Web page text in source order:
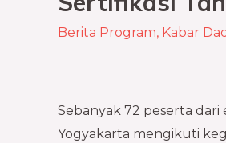
Berita Program, Kabar
Sebanyak 72 peserta dari
Yogyakarta mengikuti
dari
4
Dawrah
dan